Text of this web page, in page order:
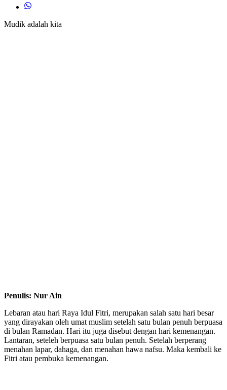
Mudik adalah kita
Penulis: Nur Ain
Lebaran atau hari Raya Idul Fitri, merupakan salah satu hari besar
yang dirayakan oleh umat muslim setelah satu bulan penuh berpuasa
di bulan Ramadan. Hari itu juga disebut dengan hari kemenangan.
Lantaran, seteleh berpuasa satu bulan penuh. Setelah berperang
menahan lapar, dahaga, dan menahan hawa nafsu. Maka kembali ke
Fitri atau pembuka kemenangan.